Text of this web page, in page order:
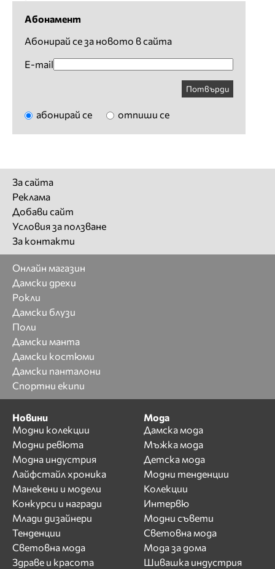
Абонамент
Абонирай се за новото в сайта
E-mail
Потвърди
абонирай се отпиши се
За сайта
Реклама
Добави сайт
Условия за ползване
За контакти
Онлайн магазин
Дамски дрехи
Рокли
Дамски блузи
Поли
Дамски манта
Дамски костюми
Дамски панталони
Спортни екипи
Новини
Модни колекции
Модни ревюта
Модна индустрия
Лайфстайл хроника
Манекени и модели
Конкурси и награди
Млади дизайнери
Тенденции
Световна мода
Здраве и красота
Мода
Дамска мода
Мъжка мода
Детска мода
Модни тенденции
Колекции
Интервю
Модни съвети
Световна мода
Мода за дома
Шивашка индустрия